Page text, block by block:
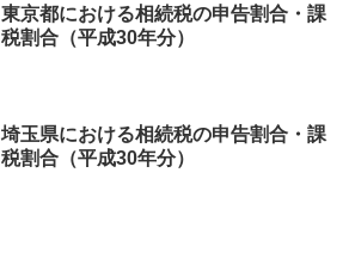
東京都における相続税の申告割合・課
税割合（平成30年分）
埼玉県における相続税の申告割合・課
税割合（平成30年分）